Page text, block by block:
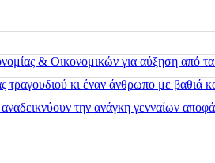
& Οικονομικών για αύξηση από
κι έναν άνθρωπο με βαθιά
την ανάγκη γενναίων